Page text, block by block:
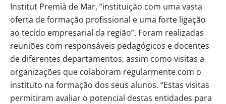
Institut Premià de Mar, “instituição com uma vasta
oferta de formação profissional e uma forte ligação
ao tecido empresarial da região”. Foram realizadas
reuniões com responsáveis pedagógicos e docentes
de diferentes departamentos, assim como visitas a
organizações que colaboram regularmente com o
instituto na formação dos seus alunos. “Estas visitas
permitiram avaliar o potencial destas entidades para